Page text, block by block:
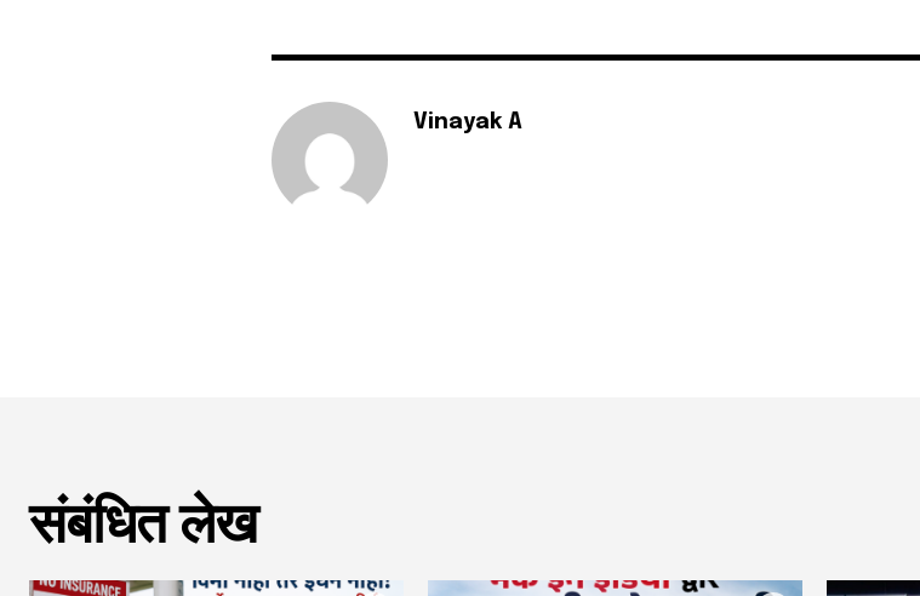
Vinayak A
संबंधित लेख